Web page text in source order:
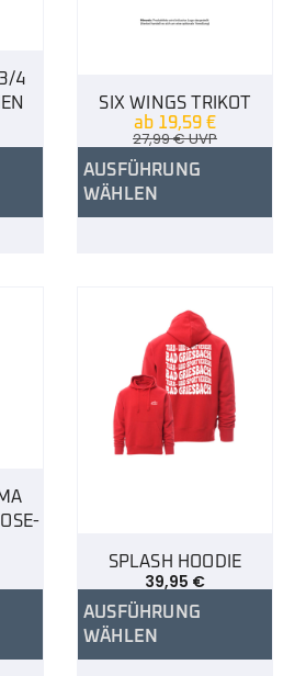
4
SIX WINGS TRIKOT
ab 19,59 €
27,99€UVP
AUSFÜHRUNG
WÄHLEN
SPLASH HOODIE
39,95 €
AUSFÜHRUNG
WÄHLEN